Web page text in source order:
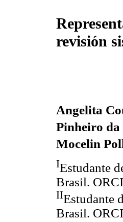
revisión
Angelita
Pinheiro da
Mocelin
IEstudante
Brasil.
IIEstudante
Brasil.